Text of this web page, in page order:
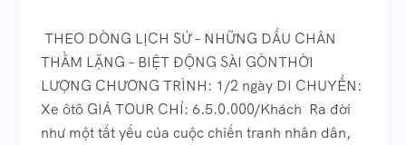
THEO DÒNG LỊCH SỬ – NHỮNG DẤU CHÂN
THẦM LẶNG – BIỆT ĐỘNG SÀI GÒNTHỜI
LƯỢNG CHƯƠNG TRÌNH: 1/2 ngày DI CHUYỂN:
Xe ôtô GIÁ TOUR CHỈ: 6.5.0.000/Khách Ra đời
như một tất yếu của cuộc chiến tranh nhân dân,